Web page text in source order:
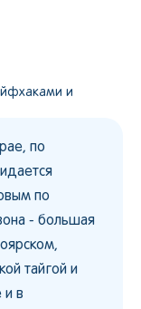
и
по
по
- большая
тайгой и
и в